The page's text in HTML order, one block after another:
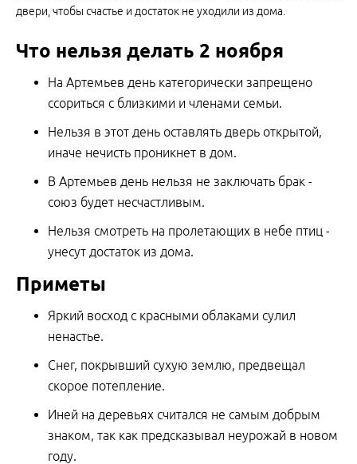
двери, чтобы счастье и достаток не уходили из дома.
Что нельзя делать 2 ноября
На Артемьев день категорически запрещено
ссориться с близкими и членами семьи.
Нельзя в этот день оставлять дверь открытой,
иначе нечисть проникнет в дом.
В Артемьев день нельзя не заключать брак -
союз будет несчастливым.
Нельзя смотреть на пролетающих в небе птиц -
унесут достаток из дома.
Приметы
Яркий восход с красными облаками сулил
ненастье.
Снег, покрывший сухую землю, предвещал
скорое потепление.
Иней на деревьях считался не самым добрым
знаком, так как предсказывал неурожай в новом
году.